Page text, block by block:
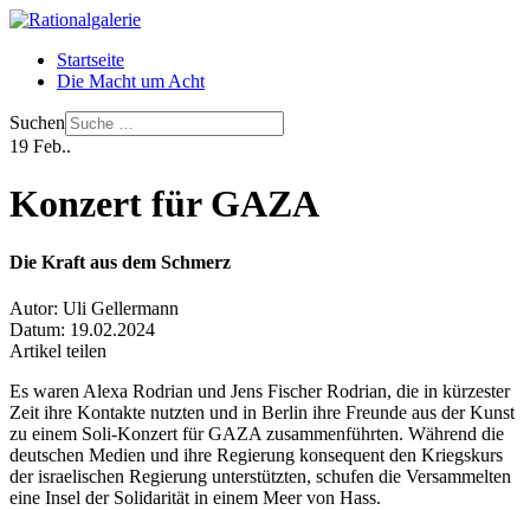
Startseite
Die Macht um Acht
Suchen
19 Feb..
Konzert für GAZA
Die Kraft aus dem Schmerz
Autor: Uli Gellermann
Datum: 19.02.2024
Artikel teilen
Es waren Alexa Rodrian und Jens Fischer Rodrian, die in kürzester
Zeit ihre Kontakte nutzten und in Berlin ihre Freunde aus der Kunst
zu einem Soli-Konzert für GAZA zusammenführten. Während die
deutschen Medien und ihre Regierung konsequent den Kriegskurs
der israelischen Regierung unterstützten, schufen die Versammelten
eine Insel der Solidarität in einem Meer von Hass.